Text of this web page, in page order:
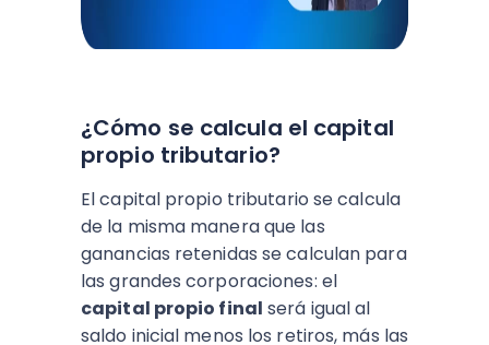
¿Cómo se calcula el capital
propio tributario?
El capital propio tributario se calcula
de la misma manera que las
ganancias retenidas se calculan para
las grandes corporaciones: el
capital propio final será igual al
saldo inicial menos los retiros, más las